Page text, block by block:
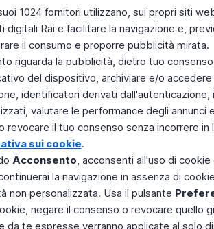
1024 fornitori utilizzano, sui propri siti
digitali Rai e facilitare la navigazione e,
il consumo e proporre pubblicità mirata.
riguarda la pubblicità, dietro tuo
del dispositivo, archiviare e/o
identificatori derivati
valutare le performance degli
revocare il tuo consenso senza incorrere
sui cookie.
Acconsento, acconsenti all'uso di
la navigazione in assenza di
non personalizzata. Usa il pulsante
negare il consenso o revocare quello
da te espresse verranno applicate al solo